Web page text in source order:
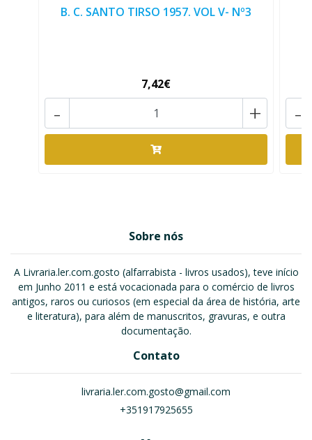
B. C. SANTO TIRSO 1957. VOL V- Nº3
7,42€
+
- -
Sobre nós
A Livraria.ler.com.gosto (alfarrabista - livros usados), teve início
em Junho 2011 e está vocacionada para o comércio de livros
antigos, raros ou curiosos (em especial da área de história, arte
e literatura), para além de manuscritos, gravuras, e outra
documentação.
Contato
livraria.ler.com.gosto@gmail.com
+351917925655